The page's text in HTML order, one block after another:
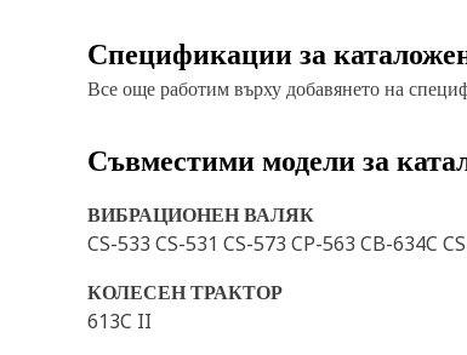
Спецификации за
Все още работим върху добавянето на
Съвместими модели за
ВИБРАЦИОНЕН ВАЛЯК
CS-533 CS-531 CS-573 CP-563 CB-634C
КОЛЕСЕН ТРАКТОР
613C II